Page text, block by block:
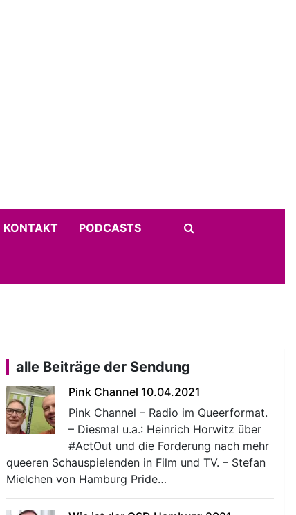
KONTAKT PODCASTS
alle Beiträge der Sendung
Pink Channel 10.04.2021
Pink Channel – Radio im Queerformat.
– Diesmal u.a.: Heinrich Horwitz über
#ActOut und die Forderung nach mehr
queeren Schauspielenden in Film und TV. – Stefan
Mielchen von Hamburg Pride…